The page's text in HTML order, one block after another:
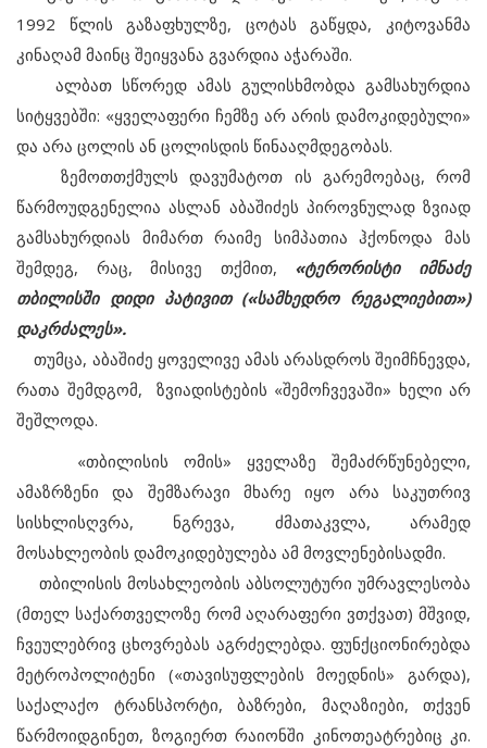
1992 წლის გაზაფხულზე, ცოტას გაწყდა, კიტოვანმა
კინაღამ მაინც შეიყვანა გვარდია აჭარაში.
ალბათ სწორედ ამას გულისხმობდა გამსახურდია
სიტყვებში: «ყველაფერი ჩემზე არ არის დამოკიდებული»
და არა ცოლის ან ცოლისდის წინააღმდეგობას.
ზემოთთქმულს დავუმატოთ ის გარემოებაც, რომ
წარმოუდგენელია ასლან აბაშიძეს პიროვნულად ზვიად
გამსახურდიას მიმართ რაიმე სიმპათია ჰქონოდა მას
შემდეგ, რაც, მისივე თქმით, «ტერორისტი იმნაძე
თბილისში დიდი პატივით («სამხედრო რეგალიებით»)
დაკრძალეს».
თუმცა, აბაშიძე ყოველივე ამას არასდროს შეიმჩნევდა,
რათა შემდგომ, ზვიადისტების «შემოჩვევაში» ხელი არ
შეშლოდა.
«თბილისის ომის» ყველაზე შემაძრწუნებელი,
ამაზრზენი და შემზარავი მხარე იყო არა საკუთრივ
სისხლისღვრა, ნგრევა, ძმათაკვლა, არამედ
მოსახლეობის დამოკიდებულება ამ მოვლენებისადმი.
თბილისის მოსახლეობის აბსოლუტური უმრავლესობა
(მთელ საქართველოზე რომ აღარაფერი ვთქვათ) მშვიდ,
ჩვეულებრივ ცხოვრებას აგრძელებდა. ფუნქციონირებდა
მეტროპოლიტენი («თავისუფლების მოედნის» გარდა),
საქალაქო ტრანსპორტი, ბაზრები, მაღაზიები, თქვენ
წარმოიდგინეთ, ზოგიერთ რაიონში კინოთეატრებიც კი.